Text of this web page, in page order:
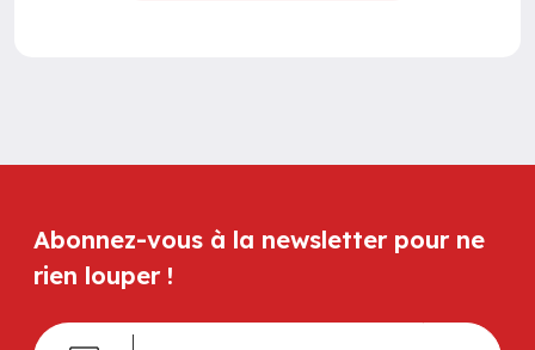
Abonnez-vous à la newsletter pour ne
rien louper !